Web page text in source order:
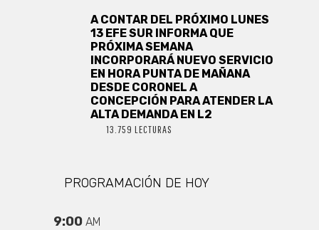
A CONTAR DEL PRÓXIMO LUNES
13 EFE SUR INFORMA QUE
PRÓXIMA SEMANA
INCORPORARÁ NUEVO SERVICIO
EN HORA PUNTA DE MAÑANA
DESDE CORONEL A
CONCEPCIÓN PARA ATENDER LA
ALTA DEMANDA EN L2
13.759 LECTURAS
PROGRAMACIÓN DE HOY
9:00 AM